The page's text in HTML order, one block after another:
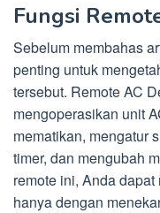
Fungsi
Sebelum membahas
penting untuk
tersebut. Remote AC
mengoperasikan unit
mematikan, mengatur
timer, dan mengubah
remote ini, Anda
hanya dengan